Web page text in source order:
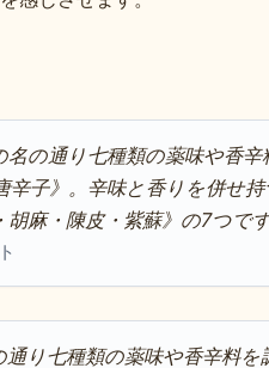
名の通り七種類の薬味や香
辛子》。辛味と香りを併せ
胡麻・陳皮・紫蘇》の7つで
通り七種類の薬味や香辛料